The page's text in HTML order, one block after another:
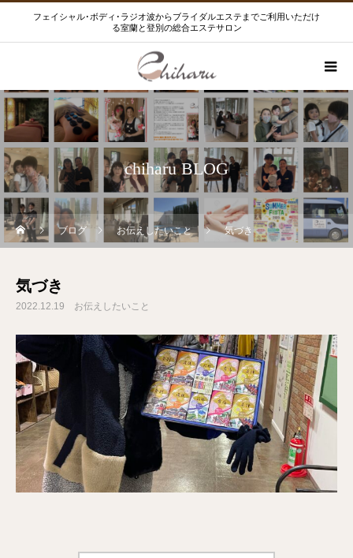
フェイシャル･ボディ･ラジオ波からブライダルエステまでご利用いただけ
る室蘭と登別の総合エステサロン
chiharu BLOG
ブログ お伝えしたいこと 気づき
気づき
2022.12.19 お伝えしたいこと